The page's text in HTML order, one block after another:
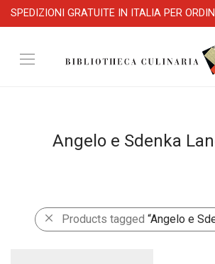
Angelo e Sdenka
Products tagged “Angelo e